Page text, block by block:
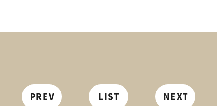
PREV LIST NEXT